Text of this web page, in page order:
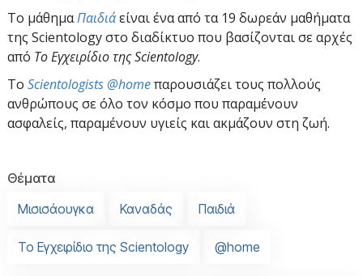
Το μάθημαΠαιδιάείναι ένα από τα 19 δωρεάν μαθήματα
της Scientology στο διαδίκτυο που βασίζονται σε αρχές
από Το Εγχειρίδιο της Scientology.
To Scientologists @homeπαρουσιάζει τους πολλούς
ανθρώπους σε όλο τον κόσμο που παραμένουν
ασφαλείς, παραμένουν υγιείς και ακμάζουν στη ζωή.
Θέματα
Μισισάουγκα
Καναδάς Παιδιά
Το Εγχειρίδιο της Scientology @home